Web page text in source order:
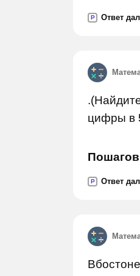
P Ответ
цифры в
P Ответ